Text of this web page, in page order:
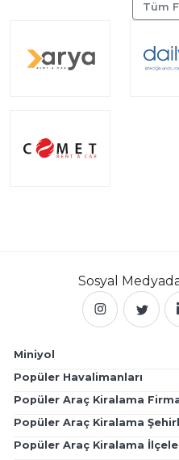
Tüm
Sosyal
Miniyol
Popüler Havalimanları
Popüler Araç Kiralama
Popüler Araç Kiralama
Popüler Araç Kiralama